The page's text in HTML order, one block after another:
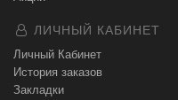
ЛИЧНЫЙ КАБИНЕТ
Личный Кабинет
История заказов
Закладки